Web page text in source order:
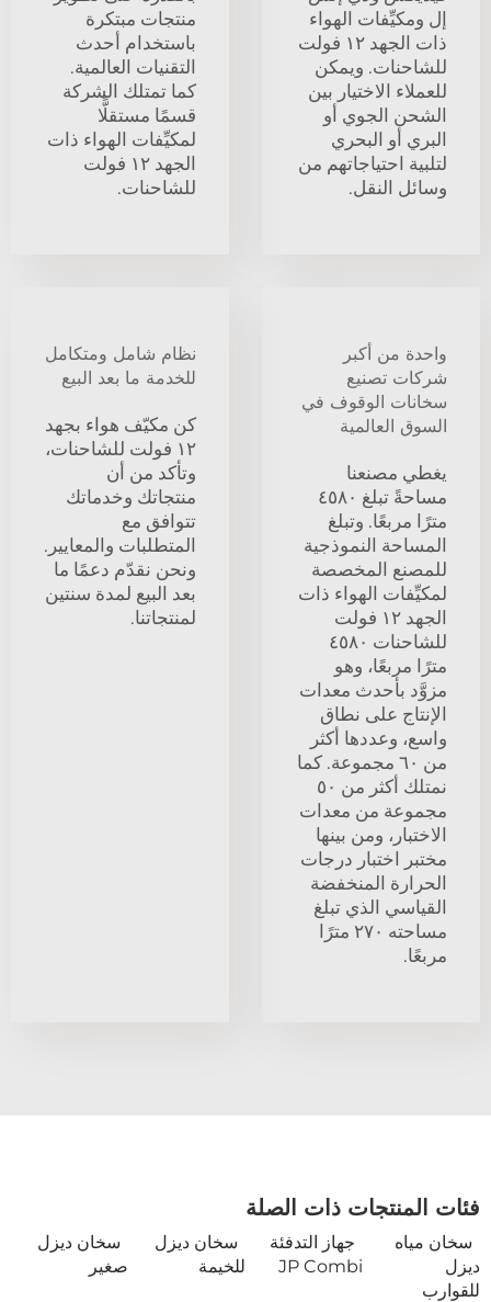
إل ومكيِّفات الهواء
ذات الجهد ١٢ فولت
للشاحنات. ويمكن
للعملاء الاختيار بين
الشحن الجوي أو
البري أو البحري
لتلبية احتياجاتهم من
وسائل النقل.
منتجات مبتكرة
باستخدام أحدث
التقنيات العالمية.
كما تمتلك الشركة
قسمًا مستقلًّا
لمكيِّفات الهواء ذات
الجهد ١٢ فولت
للشاحنات.
واحدة من أكبر
شركات تصنيع
سخانات الوقوف في
السوق العالمية
يغطي مصنعنا
مساحةً تبلغ ٤٥٨٠
مترًا مربعًا. وتبلغ
المساحة النموذجية
للمصنع المخصصة
لمكيِّفات الهواء ذات
الجهد ١٢ فولت
للشاحنات ٤٥٨٠
مترًا مربعًا، وهو
مزوَّد بأحدث معدات
الإنتاج على نطاق
واسع، وعددها أكثر
من ٦٠ مجموعة. كما
نمتلك أكثر من ٥٠
مجموعة من معدات
الاختبار، ومن بينها
مختبر اختبار درجات
الحرارة المنخفضة
القياسي الذي تبلغ
مساحته ٢٧٠ مترًا
مربعًا.
نظام شامل ومتكامل
للخدمة ما بعد البيع
كن مكيّف هواء بجهد
١٢ فولت للشاحنات،
وتأكد من أن
منتجاتك وخدماتك
تتوافق مع
المتطلبات والمعايير.
ونحن نقدّم دعمًا ما
بعد البيع لمدة سنتين
لمنتجاتنا.
فئات المنتجات ذات الصلة
سخان مياه
ديزل
للقوارب
جهاز التدفئة
JP Combi
سخان ديزل
للخيمة
سخان ديزل
صغير